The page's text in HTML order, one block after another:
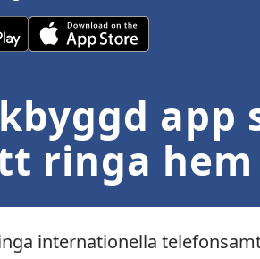
app
ringa hem
internationella